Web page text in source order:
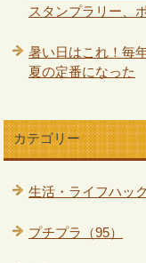
スタンプラリー、
暑い日はこれ！毎
夏の定番になった
カテゴリー
生活・ライフハック
プチプラ（95）